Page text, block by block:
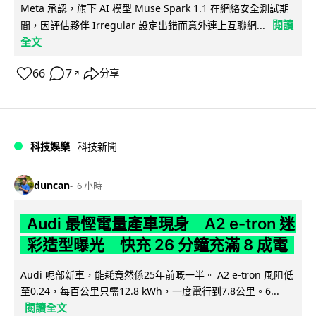
Meta 承認，旗下 AI 模型 Muse Spark 1.1 在網絡安全測試期
間，因評估夥伴 Irregular 設定出錯而意外連上互聯網...
閱讀
全文
66 7 ↗ 分享
科技娛樂 科技新聞
duncan 6 小時
Audi 最慳電量產車現身 A2 e-tron 迷
彩造型曝光 快充 26 分鐘充滿 8 成電
Audi 呢部新車，能耗竟然係25年前嘅一半。 A2 e-tron 風阻低
至0.24，每百公里只需12.8 kWh，一度電行到7.8公里。6...
閱讀全文